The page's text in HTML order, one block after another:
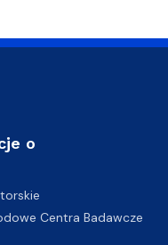
o
Centra Badawcze